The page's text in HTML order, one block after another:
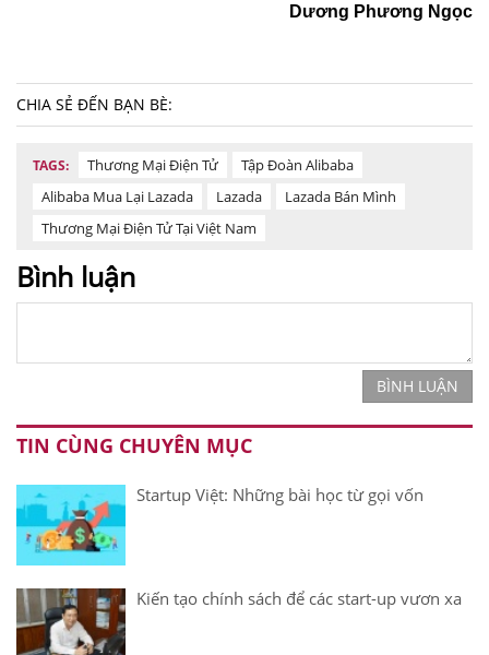
Dương Phương Ngọc
CHIA SẺ ĐẾN BẠN BÈ:
TAGS: Thương Mại Điện Tử
Tập Đoàn Alibaba
Alibaba Mua Lại Lazada
Lazada
Lazada Bán Mình
Thương Mại Điện Tử Tại Việt Nam
Bình luận
BÌNH LUẬN
TIN CÙNG CHUYÊN MỤC
Startup Việt: Những bài học từ gọi vốn
Kiến tạo chính sách để các start-up vươn xa